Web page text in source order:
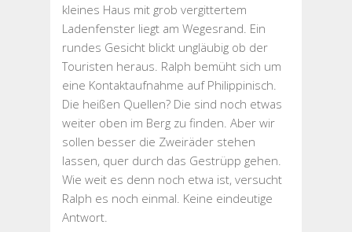
kleines Haus mit grob vergittertem
Ladenfenster liegt am Wegesrand. Ein
rundes Gesicht blickt ungläubig ob der
Touristen heraus. Ralph bemüht sich um
eine Kontaktaufnahme auf Philippinisch.
Die heißen Quellen? Die sind noch etwas
weiter oben im Berg zu finden. Aber wir
sollen besser die Zweiräder stehen
lassen, quer durch das Gestrüpp gehen.
Wie weit es denn noch etwa ist, versucht
Ralph es noch einmal. Keine eindeutige
Antwort.